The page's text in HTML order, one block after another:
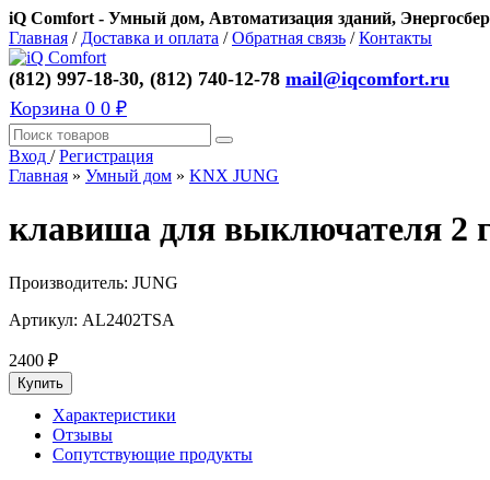
iQ Comfort - Умный дом, Автоматизация зданий,
Главная / Доставка и оплата /Обратная связь /Контакты
(812) 997-18-30, (812) 740-12-78 mail@iqcomfort.ru
Корзина 0 0 ₽
Вход /Регистрация
Главная » Умный дом » KNX JUNG
клавиша для выключателя 2
Производитель: JUNG
Артикул: AL2402TSA
2400 ₽
Характеристики
Отзывы
Сопутствующие продукты